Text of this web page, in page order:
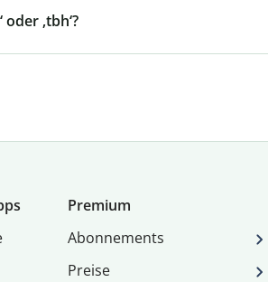
oder ‚tbh‘?
Premium
Abon­ne­ments
Preise